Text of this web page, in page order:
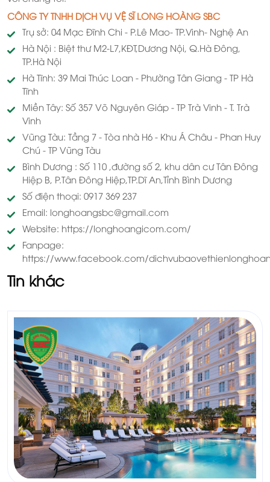
CÔNG TY TNHH DỊCH VỤ VỆ SĨ LONG HOÀNG SBC
Trụ sở: 04 Mạc Đĩnh Chi - P.Lê Mao- TP.Vinh- Nghệ An
Hà Nội : Biệt thư M2-L7,KĐT,Dương Nội, Q.Hà Đông,
TP.Hà Nội
Hà Tĩnh: 39 Mai Thúc Loan - Phường Tân Giang - TP Hà
Tĩnh
Miền Tây: Số 357 Võ Nguyên Giáp - TP Trà Vinh - T. Trà
Vinh
Vũng Tàu: Tầng 7 - Tòa nhà H6 - Khu Á Châu - Phan Huy
Chú - TP Vũng Tàu
Bình Dương : Số 110 ,đường số 2, khu dân cư Tân Đông
Hiệp B, P.Tân Đông Hiệp,TP.Dĩ An,Tỉnh Bình Dương
Số điện thoại: 0917 369 237
Email: longhoangsbc@gmail.com
Website: https://longhoangicom.com/
Fanpage:
https://www.facebook.com/
Tin khác